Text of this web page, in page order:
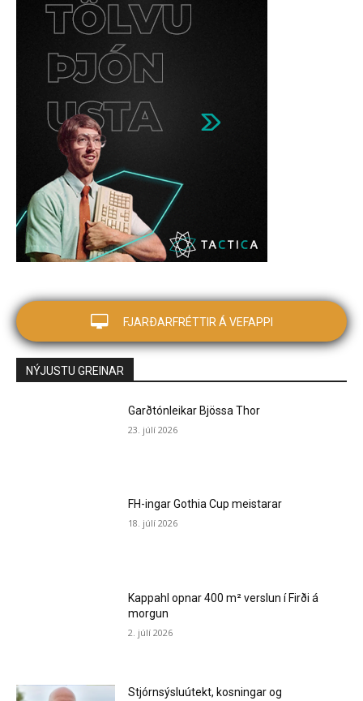
FJARÐARFRÉTTIR Á VEFAPPI
NÝJUSTU GREINAR
Garðtónleikar Bjössa Thor
23. júlí 2026
FH-ingar Gothia Cup meistarar
18. júlí 2026
Kappahl opnar 400 m² verslun í Firði á
morgun
2. júlí 2026
Stjórnsýsluútekt, kosningar og